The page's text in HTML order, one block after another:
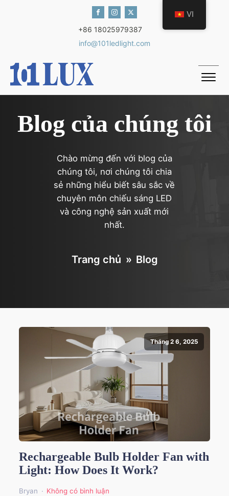
+86 18025979387
info@101ledlight.com
Blog của chúng tôi
Chào mừng đến với blog của
chúng tôi, nơi chúng tôi chia
sẻ những hiểu biết sâu sắc về
chuyên môn chiếu sáng LED
và công nghệ sản xuất mới
nhất.
Trang chủ » Blog
Tháng 2 6, 2025
Rechargeable Bulb Holder Fan with
Light: How Does It Work?
Bryan Không có bình luận
VI